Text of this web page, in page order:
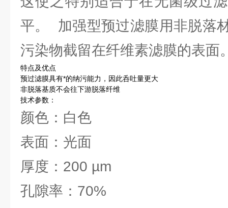
平。 加强型预过滤膜用非脱落
污染物截留在纤维素滤膜的表面
特点及优点
预过滤膜具有*的纳污能力，因此呑吐量更大
非脱落基质不会往下游脱落纤维
技术参数：
颜色：白色
表面：光面
厚度：200 µm
孔隙率：70%